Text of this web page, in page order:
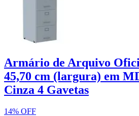
Armário de Arquivo
45,70 cm (largura) em
Cinza 4 Gavetas
14% OFF